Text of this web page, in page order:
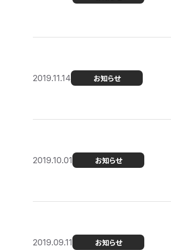
2019.11.14 お知らせ
2019.10.01 お知らせ
2019.09.11 お知らせ